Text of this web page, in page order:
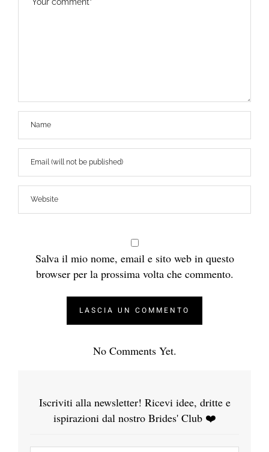
Salva il mio nome, email e sito web in questo
browser per la prossima volta che commento.
No Comments Yet.
Iscriviti alla newsletter! Ricevi idee, dritte e
ispirazioni dal nostro Brides' Club ❤️